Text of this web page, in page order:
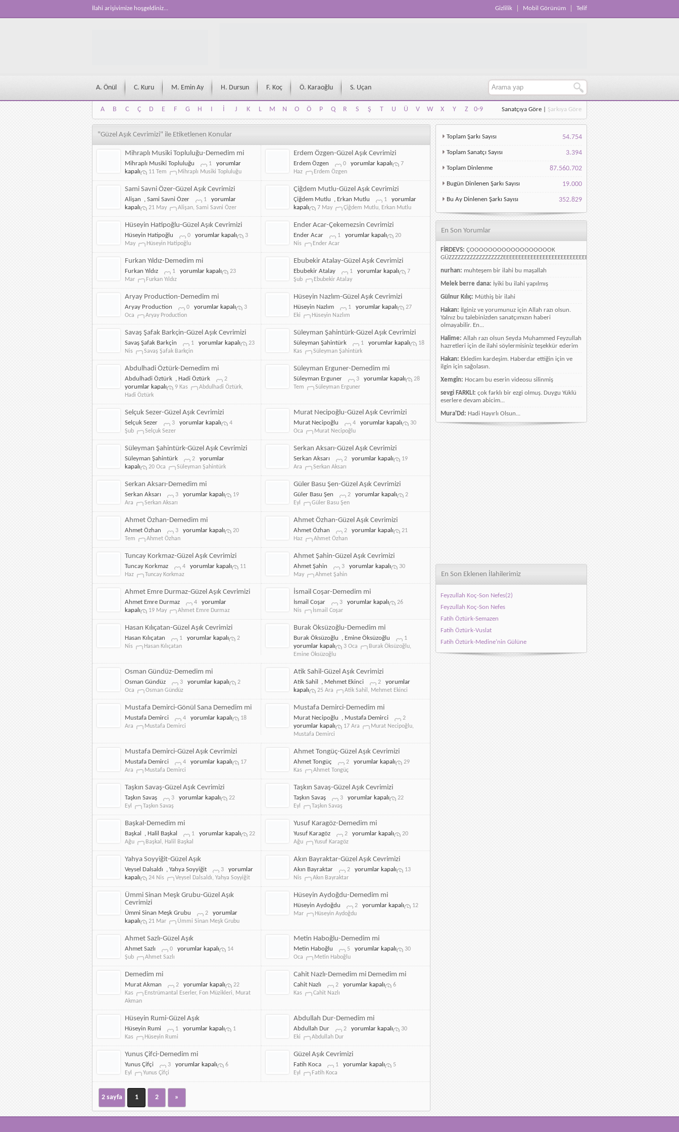
İlahi arişivimize hoşgeldiniz... Gizlilik Mobil Görünüm Telif
A. Önül C. Kuru M. Emin Ay H. Dursun F. Koç Ö. Karaoğlu S. Uçan
A B C Ç D E F G H I İ J K L M N O Ö P Q R S Ş T U Ü V W X Y Z
0-9
A
B C Ç D E F G H I İ J K L M N O Ö P Q R S Ş T U Ü V W X Y Z 0-9
Sanatçıya Göre Şarkıya Göre
"Güzel Aşık Cevrimizi" ile Etiketlenen Konular
Mihraplı Musiki Topluluğu-Demedim mi
Mihraplı Musiki Topluluğu 1
Mihraplı
Musiki
Topluluğu-
Demedim
için
yorumlar
kapalı
11 Tem Mihraplı Musiki Topluluğu
Erdem Özgen-Güzel Aşık Cevrimizi
Erdem Özgen 0
Erdem
Güzel
Aşık
Cevrimizi
için
yorumlar kapalı
7
Haz
Erdem Özgen
Sami Savni Özer-Güzel Aşık Cevrimizi
Alişan , Sami Savni Özer 1
Sami
Savni
Özer-
Güzel
Aşık
Cevrimizi
yorumlar
kapalı
21 May Alişan, Sami Savni Özer
Çiğdem Mutlu-Güzel Aşık Cevrimizi
Çiğdem Mutlu , Erkan Mutlu 1
Çiğdem
Mutlu-
Güzel
Aşık
için
yorumlar
kapalı
7 May Çiğdem Mutlu, Erkan Mutlu
Hüseyin Hatipoğlu-Güzel Aşık Cevrimizi
Hüseyin Hatipoğlu 0
Hüseyin
Güzel
Aşık
Cevrimizi
için
yorumlar kapalı
3
May
Hüseyin Hatipoğlu
Ender Acar-Çekemezsin Cevrimizi
Ender Acar 1
Ender
Çekemezsin
Cevrimizi
yorumlar kapalı
20
Nis
Ender Acar
Furkan Yıldız-Demedim mi
Furkan Yıldız 1
Furkan
Demedim
mi
yorumlar kapalı
23
Mar
Furkan Yıldız
Ebubekir Atalay-Güzel Aşık Cevrimizi
Ebubekir Atalay 1
Ebubekir
Güzel
Aşık
Cevrimizi
için
yorumlar kapalı
7
Şub
Ebubekir Atalay
Aryay Production-Demedim mi
Aryay Production 0
Aryay
Demedim
mi
yorumlar kapalı
3
Oca
Aryay Production
Hüseyin Nazlım-Güzel Aşık Cevrimizi
Hüseyin Nazlım 1
Hüseyin
Güzel
Aşık
için
yorumlar kapalı
27
Eki
Hüseyin Nazlım
Savaş Şafak Barkçin-Güzel Aşık Cevrimizi
Savaş Şafak Barkçin 1
Savaş
Barkçin-
Güzel
Aşık
Cevrimizi
için
yorumlar kapalı
23
Nis
Savaş Şafak Barkçin
Süleyman Şahintürk-Güzel Aşık Cevrimizi
Süleyman Şahintürk 1
Süleyman
Güzel
Aşık
Cevrimizi
için
yorumlar kapalı
18
Kas
Süleyman Şahintürk
Abdulhadi Öztürk-Demedim mi
Abdulhadi Öztürk , Hadi Öztürk 2
Öztürk-
mi
yorumlar kapalı 9 Kas Abdulhadi Öztürk,
Hadi Öztürk
Süleyman Erguner-Demedim mi
Süleyman Erguner 3
Süleyman
mi
için
yorumlar kapalı
28
Tem
Süleyman Erguner
Selçuk Sezer-Güzel Aşık Cevrimizi
Selçuk Sezer 3
Selçuk
Güzel
Aşık
için
yorumlar kapalı
4
Şub
Selçuk Sezer
Murat Necipoğlu-Güzel Aşık Cevrimizi
Murat Necipoğlu 4
Murat
Güzel
Aşık
Cevrimizi
için
yorumlar kapalı
30
Oca
Murat Necipoğlu
Süleyman Şahintürk-Güzel Aşık Cevrimizi
Süleyman Şahintürk 2
Süleyman
Şahintürk-
Güzel
Aşık
Cevrimizi
için
yorumlar
kapalı
20 Oca Süleyman Şahintürk
Serkan Aksarı-Güzel Aşık Cevrimizi
Serkan Aksarı 2
Serkan
Güzel
Aşık
Cevrimizi
için
yorumlar kapalı
19
Ara
Serkan Aksarı
Serkan Aksarı-Demedim mi
Serkan Aksarı 3
Serkan
Demedim
mi
yorumlar kapalı
19
Ara
Serkan Aksarı
Güler Basu Şen-Güzel Aşık Cevrimizi
Güler Basu Şen 2
Güler
Şen-
Güzel
Cevrimizi
yorumlar kapalı
2
Eyl
Güler Basu Şen
Ahmet Özhan-Demedim mi
Ahmet Özhan 3
Ahmet
Demedim
mi
yorumlar kapalı
20
Tem
Ahmet Özhan
Ahmet Özhan-Güzel Aşık Cevrimizi
Ahmet Özhan 2
Ahmet
Güzel
Aşık
Cevrimizi
için
yorumlar kapalı
21
Haz
Ahmet Özhan
Tuncay Korkmaz-Güzel Aşık Cevrimizi
Tuncay Korkmaz 4
Tuncay
Güzel
Aşık
için
yorumlar kapalı
11
Haz
Tuncay Korkmaz
Ahmet Şahin-Güzel Aşık Cevrimizi
Ahmet Şahin 3
Ahmet
Güzel
Aşık
Cevrimizi
için
yorumlar kapalı
30
May
Ahmet Şahin
Ahmet Emre Durmaz-Güzel Aşık Cevrimizi
Ahmet Emre Durmaz 4
Ahmet
Emre
Durmaz-
Güzel
Aşık
Cevrimizi
yorumlar
kapalı
19 May Ahmet Emre Durmaz
İsmail Coşar-Demedim mi
İsmail Coşar 3
İsmail
Demedim
mi
için
yorumlar kapalı
26
Nis
İsmail Coşar
Hasan Kılıçatan-Güzel Aşık Cevrimizi
Hasan Kılıçatan 1
Hasan
Aşık
Cevrimizi
yorumlar kapalı
2
Nis
Hasan Kılıçatan
Burak Öksüzoğlu-Demedim mi
Burak Öksüzoğlu , Emine Öksüzoğlu 1
mi
yorumlar kapalı 3 Oca Burak Öksüzoğlu,
Emine Öksüzoğlu
Osman Gündüz-Demedim mi
Osman Gündüz 3
Osman
Demedim
mi
yorumlar kapalı
2
Oca
Osman Gündüz
Atik Sahil-Güzel Aşık Cevrimizi
Atik Sahil , Mehmet Ekinci 2
Atik
Sahil-
Güzel
Aşık
Cevrimizi
için
yorumlar
kapalı
25 Ara Atik Sahil , Mehmet Ekinci
Mustafa Demirci-Gönül Sana Demedim mi
Mustafa Demirci 4
Mustafa
Sana
Demedim
için
yorumlar kapalı
18
Ara
Mustafa Demirci
Mustafa Demirci-Demedim mi
Murat Necipoğlu , Mustafa Demirci 2
Demirci-
mi
yorumlar kapalı 17 Ara Murat Necipoğlu,
Mustafa Demirci
Mustafa Demirci-Güzel Aşık Cevrimizi
Mustafa Demirci 4
Mustafa
Güzel
Aşık
Cevrimizi
için
yorumlar kapalı
17
Ara
Mustafa Demirci
Ahmet Tongüç-Güzel Aşık Cevrimizi
Ahmet Tongüç 2
Ahmet
Güzel
Aşık
Cevrimizi
için
yorumlar kapalı
29
Kas
Ahmet Tongüç
Taşkın Savaş-Güzel Aşık Cevrimizi
Taşkın Savaş 3
Taşkın
Güzel
Aşık
için
yorumlar kapalı
22
Eyl
Taşkın Savaş
Taşkın Savaş-Güzel Aşık Cevrimizi
Taşkın Savaş 3
Taşkın
Güzel
Aşık
için
yorumlar kapalı
22
Eyl
Taşkın Savaş
Başkal-Demedim mi
Başkal , Halil Başkal 1
Başkal-
mi
için
yorumlar kapalı
22
Ağu
Başkal , Halil Başkal
Yusuf Karagöz-Demedim mi
Yusuf Karagöz 2
Yusuf
Demedim
mi
yorumlar kapalı
20
Ağu
Yusuf Karagöz
Yahya Soyyiğit-Güzel Aşık
Veysel Dalsaldı , Yahya Soyyiğit 3
Yahya
Soyyiğit-
Güzel
Aşık
yorumlar
kapalı
24 Nis Veysel Dalsaldı, Yahya Soyyiğit
Akın Bayraktar-Güzel Aşık Cevrimizi
Akın Bayraktar 2
Akın
Güzel
Aşık
için
yorumlar kapalı
13
Nis
Akın Bayraktar
Ümmi Sinan Meşk Grubu-Güzel Aşık
Cevrimizi
Ümmi Sinan Meşk Grubu 2
Ümmi
Sinan
Meşk
Güzel
Aşık
yorumlar
kapalı
21 Mar Ümmi Sinan Meşk Grubu
Hüseyin Aydoğdu-Demedim mi
Hüseyin Aydoğdu 2
Hüseyin
mi
için
yorumlar kapalı
12
Mar
Hüseyin Aydoğdu
Ahmet Sazlı-Güzel Aşık
Ahmet Sazlı 0
Ahmet
Güzel
yorumlar kapalı
14
Şub
Ahmet Sazlı
Metin Haboğlu-Demedim mi
Metin Haboğlu 5
Metin
Demedim
mi
için
yorumlar kapalı
30
Oca
Metin Haboğlu
Demedim mi
Murat Akman 2
Demedim
mi
yorumlar kapalı
22
Kas
Enstrümantal Eserler, Fon Müzikleri, Murat
Akman
Cahit Nazlı-Demedim mi Demedim mi
Cahit Nazlı 2
Cahit
mi
Demedim
için
yorumlar kapalı
6
Kas
Cahit Nazlı
Hüseyin Rumi-Güzel Aşık
Hüseyin Rumi 1
Hüseyin
Güzel
Aşık
yorumlar kapalı
1
Kas
Hüseyin Rumi
Abdullah Dur-Demedim mi
Abdullah Dur 2
Abdullah
Demedim
mi
yorumlar kapalı
30
Eki
Abdullah Dur
Yunus Çifci-Demedim mi
Yunus Çifçi 3
Yunus
Demedim
mi
için
yorumlar kapalı
6
Eyl
Yunus Çifçi
Güzel Aşık Cevrimizi
Fatih Koca 1
Güzel
Cevrimizi
yorumlar kapalı
5
Eyl
Fatih Koca
2 sayfa 1 2 »
Toplam Şarkı Sayısı 54.754
Toplam Sanatçı Sayısı 3.394
Toplam Dinlenme 87.560.702
Bugün Dinlenen Şarkı Sayısı 19.000
Bu Ay Dinlenen Şarkı Sayısı 352.829
En Son Yorumlar
FİRDEVS: ÇOOOOOOOOOOOOOOOOOOK
GÜZZZZZZZZZZZZZZZZZZEEEEEEEEEEEEEEEEEEEEEEEEEEEEELLLLLLLLLLLLLLLLLLLLLLLL
nurhan: muhteşem bir ilahi bu maşallah
Melek berre dana: İyiki bu ilahi yapılmış
Gülnur Kılıç: Müthiş bir ilahi
Hakan: İlginiz ve yorumunuz için Allah razı olsun.
Yalnız bu talebinizden sanatçımızın haberi
olmayabilir. En...
Halime: Allah razı olsun Seyda Muhammed Feyzullah
hazretleri için de ilahi söylermisiniz teşekkür ederim
Hakan: Ekledim kardeşim. Haberdar ettiğin için ve
ilgin için sağolasın.
Xemgîn: Hocam bu eserin videosu silinmiş
sevgi FARKLI: çok farklı bir ezgi olmuş. Duygu Yüklü
eserlere devam abicim...
Mura'Dd: Hadi Hayırlı Olsun...
En Son Eklenen İlahilerimiz
Feyzullah Koç-Son Nefes(2)
Feyzullah Koç-Son Nefes
Fatih Öztürk-Semazen
Fatih Öztürk-Vuslat
Fatih Öztürk-Medine’nin Gülüne